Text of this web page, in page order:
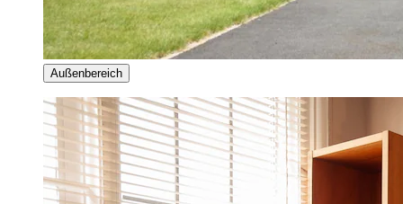
Außenbereich